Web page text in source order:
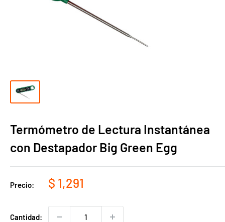
Termómetro de Lectura Instantánea
con Destapador Big Green Egg
Precio:
Precio
venta
$ 1,291
Cantidad: